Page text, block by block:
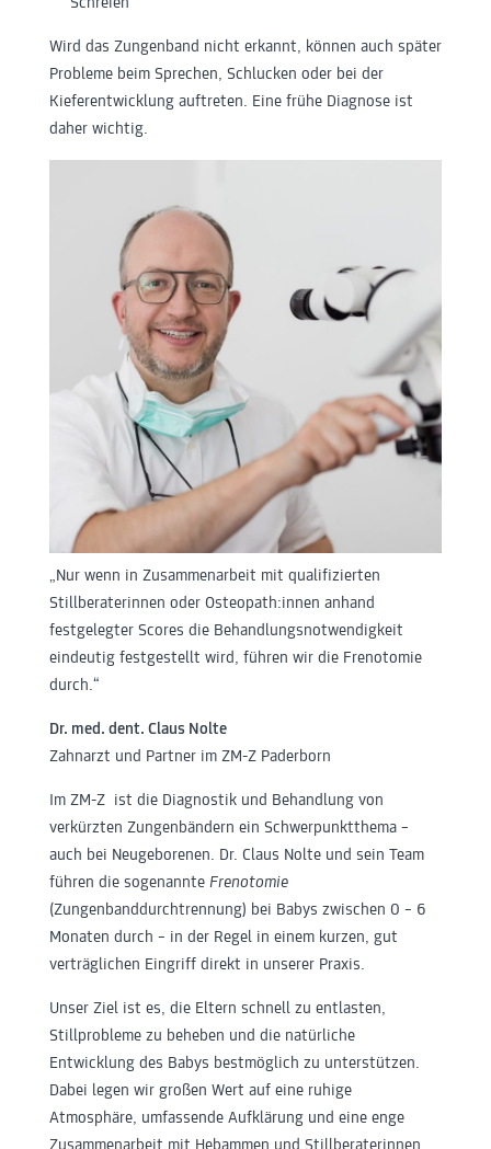
Schreien
Wird das Zungenband nicht erkannt, können auch später
Probleme beim Sprechen, Schlucken oder bei der
Kieferentwicklung auftreten. Eine frühe Diagnose ist
daher wichtig.
„Nur wenn in Zusammenarbeit mit qualifizierten
Stillberaterinnen oder Osteopath:innen anhand
festgelegter Scores die Behandlungsnotwendigkeit
eindeutig festgestellt wird, führen wir die Frenotomie
durch.“
Dr. med. dent. Claus Nolte
Zahnarzt und Partner im ZM-Z Paderborn
Im ZM-Z ist die Diagnostik und Behandlung von
verkürzten Zungenbändern ein Schwerpunktthema –
auch bei Neugeborenen. Dr. Claus Nolte und sein Team
führen die sogenannte Frenotomie
(Zungenbanddurchtrennung) bei Babys zwischen 0 – 6
Monaten durch – in der Regel in einem kurzen, gut
verträglichen Eingriff direkt in unserer Praxis.
Unser Ziel ist es, die Eltern schnell zu entlasten,
Stillprobleme zu beheben und die natürliche
Entwicklung des Babys bestmöglich zu unterstützen.
Dabei legen wir großen Wert auf eine ruhige
Atmosphäre, umfassende Aufklärung und eine enge